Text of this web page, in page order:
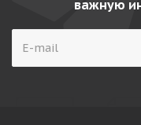
важную